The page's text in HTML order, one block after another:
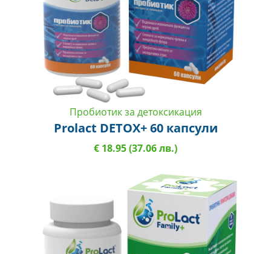
Пробиотик за детоксикация
Prolact DETOX+ 60 капсули
€ 18.95 (37.06 лв.)